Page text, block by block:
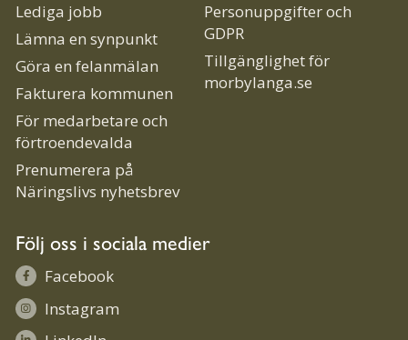
Lediga jobb
Lämna en synpunkt
Göra en felanmälan
Fakturera kommunen
För medarbetare och
förtroendevalda
Prenumerera på
Näringslivs nyhetsbrev
Personuppgifter och
GDPR
Tillgänglighet för
morbylanga.se
Följ oss i sociala medier
Facebook
Instagram